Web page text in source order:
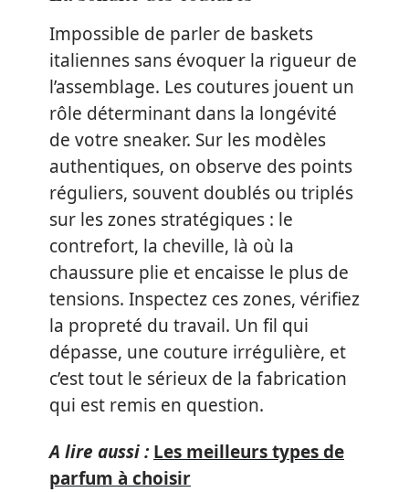
Impossible de parler de baskets
italiennes sans évoquer la rigueur de
l’assemblage. Les coutures jouent un
rôle déterminant dans la longévité
de votre sneaker. Sur les modèles
authentiques, on observe des points
réguliers, souvent doublés ou triplés
sur les zones stratégiques : le
contrefort, la cheville, là où la
chaussure plie et encaisse le plus de
tensions. Inspectez ces zones, vérifiez
la propreté du travail. Un fil qui
dépasse, une couture irrégulière, et
c’est tout le sérieux de la fabrication
qui est remis en question.
A lire aussi : Les meilleurs types de
parfum à choisir